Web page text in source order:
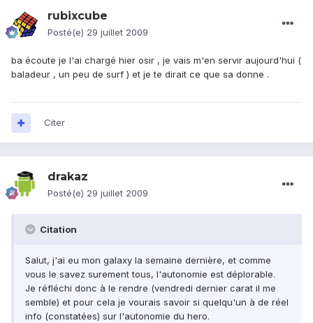
rubixcube
Posté(e) 29 juillet 2009
ba écoute je l'ai chargé hier osir , je vais m'en servir aujourd'hui (
baladeur , un peu de surf ) et je te dirait ce que sa donne .
Citer
drakaz
Posté(e) 29 juillet 2009
Citation
Salut, j'ai eu mon galaxy la semaine dernière, et comme
vous le savez surement tous, l'autonomie est déplorable.
Je réfléchi donc à le rendre (vendredi dernier carat il me
semble) et pour cela je vourais savoir si quelqu'un à de réel
info (constatées) sur l'autonomie du hero.